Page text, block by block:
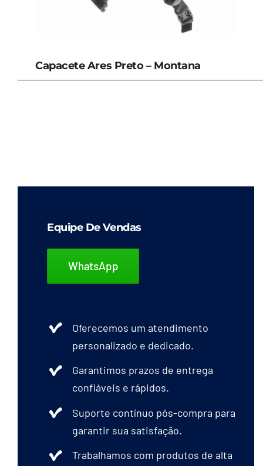
Capacete Ares Preto – Montana
Equipe De Vendas
WhatsApp
Oferecemos um atendimento
personalizado e dedicado.
Garantimos prazos de entrega
confiáveis e rápidos.
Suporte contínuo pós-compra para
garantir sua satisfação.
Trabalhamos com produtos de alta